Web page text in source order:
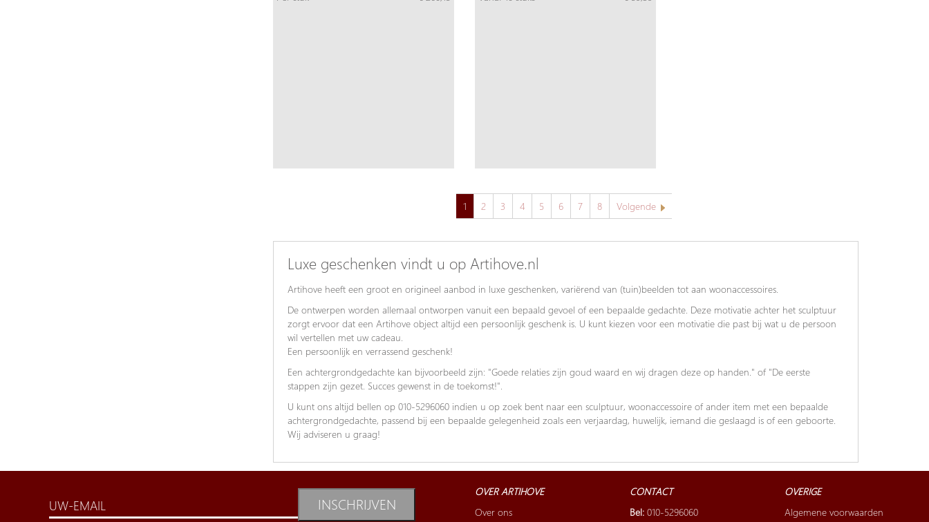
1 2 3 4 5 6 7 8 Volgende
Luxe geschenken vindt u op Artihove.nl
Artihove heeft een groot en origineel aanbod in luxe geschenken, variërend van (tuin)beelden tot aan woonaccessoires.
De ontwerpen worden allemaal ontworpen vanuit een bepaald gevoel of een bepaalde gedachte. Deze motivatie achter het sculptuur
zorgt ervoor dat een Artihove object altijd een persoonlijk geschenk is. U kunt kiezen voor een motivatie die past bij wat u de persoon
wil vertellen met uw cadeau.
Een persoonlijk en verrassend geschenk!
Een achtergrondgedachte kan bijvoorbeeld zijn: "Goede relaties zijn goud waard en wij dragen deze op handen." of "De eerste
stappen zijn gezet. Succes gewenst in de toekomst!".
U kunt ons altijd bellen op 010-5296060 indien u op zoek bent naar een sculptuur, woonaccessoire of ander item met een bepaalde
achtergrondgedachte, passend bij een bepaalde gelegenheid zoals een verjaardag, huwelijk, iemand die geslaagd is of een geboorte.
Wij adviseren u graag!
INSCHRIJVEN
OVER ARTIHOVE
Over ons
CONTACT
Bel: 010-5296060
OVERIGE
Algemene voorwaarden